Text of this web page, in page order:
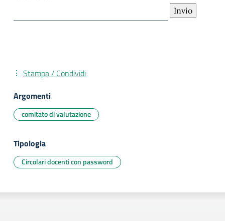
Stampa / Condividi
Argomenti
comitato di valutazione
Tipologia
Circolari docenti con password